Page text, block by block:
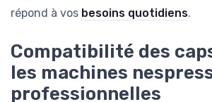
répond à vos besoins quotidiens.
Compatibilité des
les machines
professionnelles